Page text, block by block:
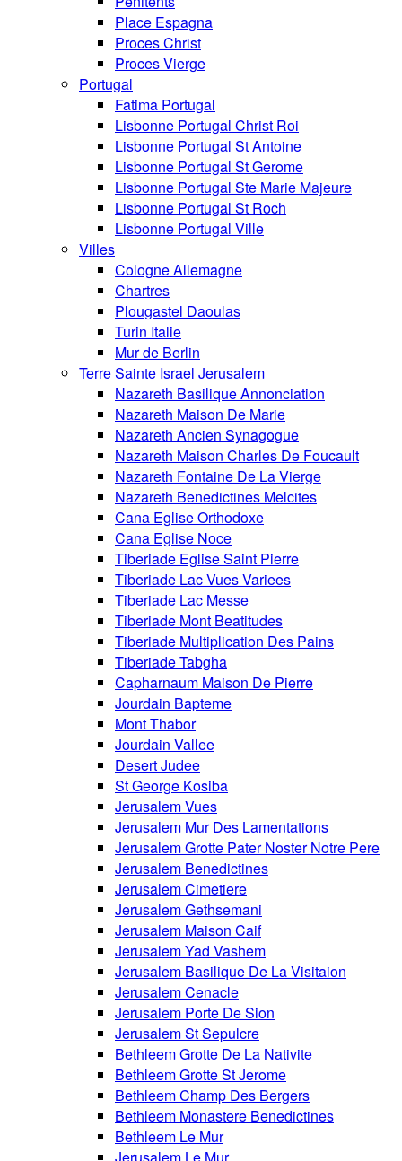
Place Espagna
Proces Christ
Proces Vierge
Portugal
Fatima Portugal
Lisbonne Portugal Christ Roi
Lisbonne Portugal St Antoine
Lisbonne Portugal St Gerome
Lisbonne Portugal Ste Marie Majeure
Lisbonne Portugal St Roch
Lisbonne Portugal Ville
Villes
Cologne Allemagne
Chartres
Plougastel Daoulas
Turin Italie
Mur de Berlin
Terre Sainte Israel Jerusalem
Nazareth Basilique Annonciation
Nazareth Maison De Marie
Nazareth Ancien Synagogue
Nazareth Maison Charles De Foucault
Nazareth Fontaine De La Vierge
Nazareth Benedictines Melcites
Cana Eglise Orthodoxe
Cana Eglise Noce
Tiberiade Eglise Saint Pierre
Tiberiade Lac Vues Variees
Tiberiade Lac Messe
Tiberiade Mont Beatitudes
Tiberiade Multiplication Des Pains
Tiberiade Tabgha
Capharnaum Maison De Pierre
Jourdain Bapteme
Mont Thabor
Jourdain Vallee
Desert Judee
St George Kosiba
Jerusalem Vues
Jerusalem Mur Des Lamentations
Jerusalem Grotte Pater Noster Notre Pere
Jerusalem Benedictines
Jerusalem Cimetiere
Jerusalem Gethsemani
Jerusalem Maison Caif
Jerusalem Yad Vashem
Jerusalem Basilique De La Visitaion
Jerusalem Cenacle
Jerusalem Porte De Sion
Jerusalem St Sepulcre
Bethleem Grotte De La Nativite
Bethleem Grotte St Jerome
Bethleem Champ Des Bergers
Bethleem Monastere Benedictines
Bethleem Le Mur